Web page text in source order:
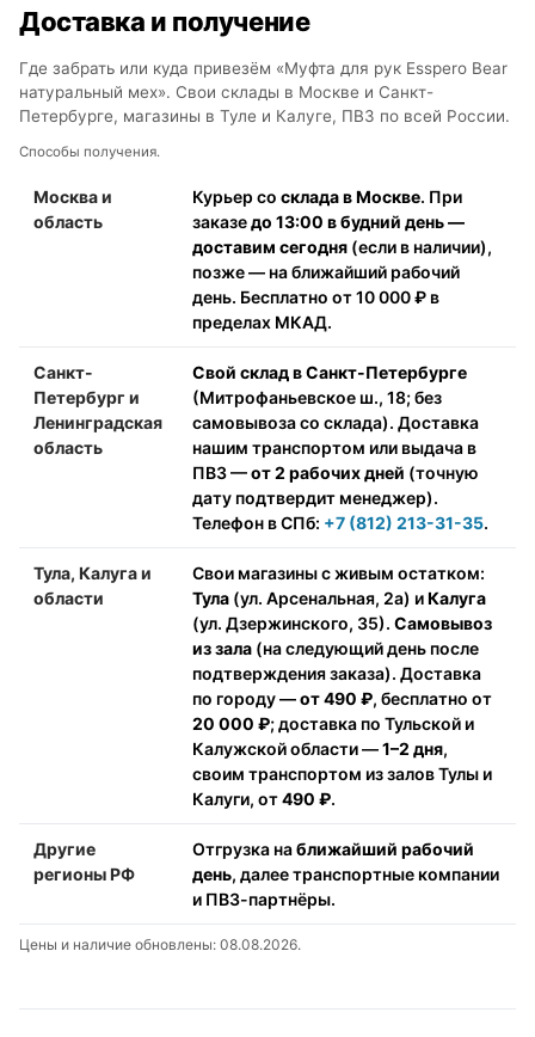
Доставка и получение
Где забрать или куда привезём «Муфта для рук Esspero Bear
натуральный мех». Свои склады в Москве и Санкт-
Петербурге, магазины в Туле и Калуге, ПВЗ по всей России.
Способы получения.
Москва и
область
Курьер со склада в Москве. При
заказедо 13:00 в будний день —
доставим сегодня (если в наличии),
позже — на ближайший рабочий
день. Бесплатно от 10 000 ₽ в
пределах МКАД.
Санкт-
Петербург и
Ленинградская
область
Свой склад в Санкт-Петербурге
(Митрофаньевское ш., 18; без
самовывоза со склада). Доставка
нашим транспортом или выдача в
ПВЗ —от 2 рабочих дней (точную
дату подтвердит менеджер).
Телефон в СПб: +7 (812) 213-31-35.
Тула, Калуга и
области
Свои магазины с живым остатком:
Тула (ул. Арсенальная, 2а) иКалуга
(ул. Дзержинского, 35). Самовывоз
из зала (на следующий день после
подтверждения заказа). Доставка
по городу —от 490 ₽, бесплатно от
20 000 ₽; доставка по Тульской и
Калужской области —1–2 дня,
своим транспортом из залов Тулы и
Калуги, от490 ₽.
Другие
регионы РФ
Отгрузка наближайший рабочий
день, далее транспортные компании
и ПВЗ-партнёры.
Цены и наличие обновлены: 08.08.2026.